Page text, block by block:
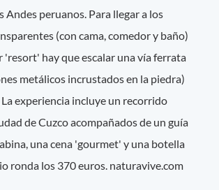
Andes peruanos. Para llegar a los
(con cama, comedor y baño)
'resort' hay que escalar una vía ferrata
metálicos incrustados en la piedra)
experiencia incluye un recorrido
de Cuzco acompañados de un guía
una cena 'gourmet' y una botella
ronda los 370 euros. naturavive.com